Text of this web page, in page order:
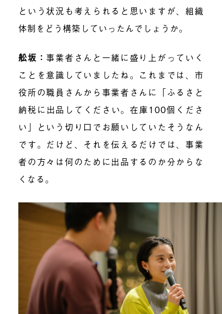
という状況も考えられると思いますが、組織
体制をどう構築していったんでしょうか。
舩坂：事業者さんと一緒に盛り上がっていく
ことを意識していましたね。これまでは、市
役所の職員さんから事業者さんに「ふるさと
納税に出品してください。在庫100個くださ
い」という切り口でお願いしていたそうなん
です。だけど、それを伝えるだけでは、事業
者の方々は何のために出品するのか分からな
くなる。